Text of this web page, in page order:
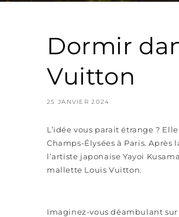
Dormir
Vuitton
25 JANVIER 2024
L’idée vous parait étrange ?
Champs-Élysées à Paris.
l’artiste japonaise Yayoi
mallette Louis Vuitton.
Imaginez-vous déambulant